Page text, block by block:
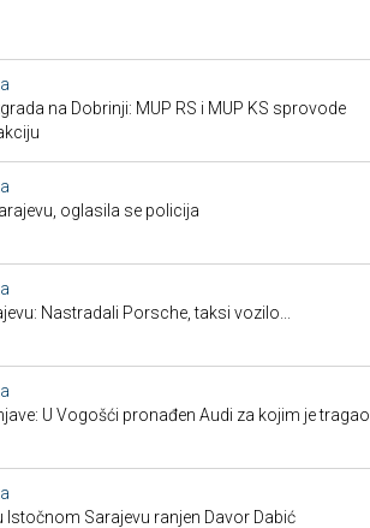
na Dobrinji: MUP RS i MUP KS sprovode
oglasila se policija
Nastradali Porsche, taksi vozilo...
U Vogošći pronađen Audi za kojim je tragao
Istočnom Sarajevu ranjen Davor Dabić